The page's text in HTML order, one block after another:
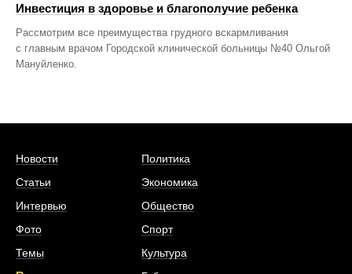
Инвестиция в здоровье и благополучие ребенка
Рассмотрим все преимущества грудного вскармливания
с главным врачом Городской клинической больницы №40 Ольгой
Мануйленко.
Новости
Статьи
Интервью
Фото
Темы
Политика
Экономика
Общество
Спорт
Культура